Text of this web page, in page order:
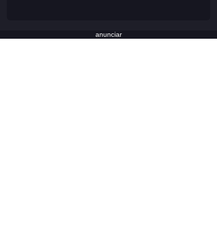
anunciar